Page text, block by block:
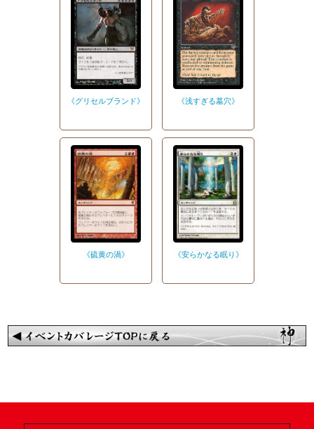
《グリセルブランド》 《浅すぎる墓穴》
《硫黄の渦》 《安らかなる眠り》